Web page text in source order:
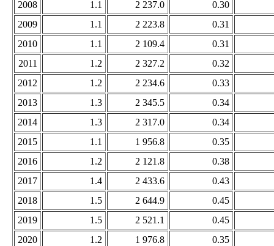
2008 1.1 2 237.0
0.30
2009
1.1 2 223.8
0.31
2010
1.1 2 109.4
0.31
2011
1.2 2 327.2
0.32
2012
1.2 2 234.6
0.33
2013
1.3 2 345.5
0.34
2014
1.3 2 317.0
0.34
2015
1.1 1 956.8
0.35
2016
1.2 2 121.8
0.38
2017
1.4 2 433.6
0.43
2018
1.5 2 644.9
0.45
2019
1.5 2 521.1
0.45
2020
1.2 1 976.8
0.35